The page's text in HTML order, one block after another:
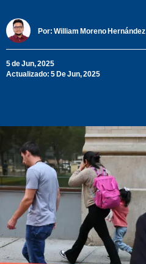
Por: William Moreno Hernández
5 de Jun, 2025
Actualizado: 5 De Jun, 2025